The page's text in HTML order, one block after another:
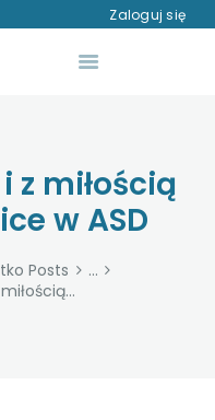
Zaloguj się
z miłością
w ASD
Posts
...